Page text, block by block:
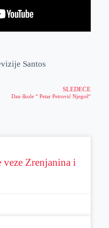
Santos
SLEDEĆE
Dan škole “ Petar Petrović Njegoš“
veze Zrenjanina i